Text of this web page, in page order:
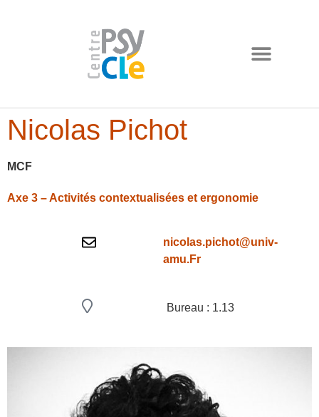
Nicolas Pichot
MCF
Axe 3 – Activités contextualisées et ergonomie
nicolas.pichot@univ-
amu.Fr
Bureau : 1.13